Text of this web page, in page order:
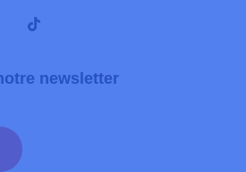
newsletter